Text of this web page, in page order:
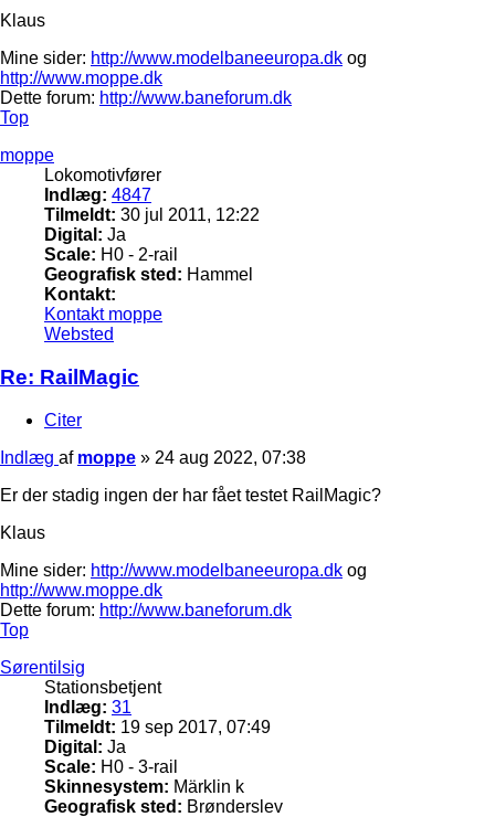
Klaus
Mine sider: http://www.modelbaneeuropa.dk og
http://www.moppe.dk
Dette forum: http://www.baneforum.dk
Top
moppe
Lokomotivfører
Indlæg: 4847
Tilmeldt: 30 jul 2011, 12:22
Digital: Ja
Scale: H0 - 2-rail
Geografisk sted: Hammel
Kontakt:
Kontakt moppe
Websted
Re: RailMagic
Citer
Indlæg af moppe » 24 aug 2022, 07:38
Er der stadig ingen der har fået testet RailMagic?
Klaus
Mine sider: http://www.modelbaneeuropa.dk og
http://www.moppe.dk
Dette forum: http://www.baneforum.dk
Top
Sørentilsig
Stationsbetjent
Indlæg: 31
Tilmeldt: 19 sep 2017, 07:49
Digital: Ja
Scale: H0 - 3-rail
Skinnesystem: Märklin k
Geografisk sted: Brønderslev